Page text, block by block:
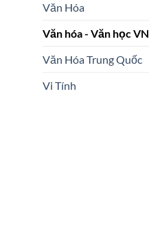
Văn Hóa
Văn hóa - Văn học VN
Văn Hóa Trung Quốc
Vi Tính